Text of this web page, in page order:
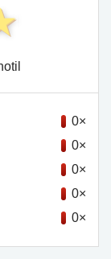
0×
0×
0×
0×
0×